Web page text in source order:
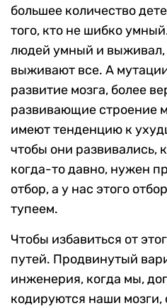
большее количество
того, кто не шибко
людей умный и выживал,
выживают все. А
развитие мозга, более
развивающие строение
имеют тенденцию к
чтобы они развивались,
когда-то давно, нужен
отбор, а у нас этого
тупеем.
Чтобы избавиться от
путей. Продвинутый
инженерия, когда мы,
кодируются наши мозги,